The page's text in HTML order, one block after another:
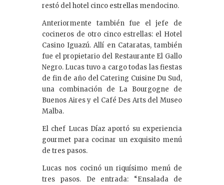
restó del hotel cinco estrellas mendocino.
Anteriormente también fue el jefe de
cocineros de otro cinco estrellas: el Hotel
Casino Iguazú. Allí en Cataratas, también
fue el propietario del Restaurante El Gallo
Negro. Lucas tuvo a cargo todas las fiestas
de fin de año del Catering Cuisine Du Sud,
una combinación de La Bourgogne de
Buenos Aires y el Café Des Arts del Museo
Malba.
El chef Lucas Díaz aportó su experiencia
gourmet para cocinar un exquisito menú
de tres pasos.
Lucas nos cocinó un riquísimo menú de
tres pasos. De entrada: “Ensalada de